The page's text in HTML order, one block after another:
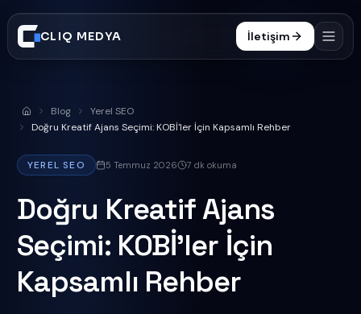
CLIQ MEDYA İletişim
İşler
Süreç
0332 606 25 47
Anasayfa
Blog
Yerel SEO
Doğru Kreatif Ajans Seçimi: KOBİ'ler İçin Kapsamlı Rehber
YEREL SEO 5 Temmuz 2026 7 dk okuma
Doğru Kreatif Ajans
Seçimi: KOBİ'ler İçin
Kapsamlı Rehber